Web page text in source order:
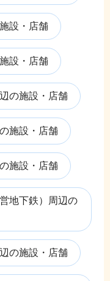
設・店舗
設・店舗
の施設・店舗
施設・店舗
施設・店舗
地下鉄）周辺の
の施設・店舗